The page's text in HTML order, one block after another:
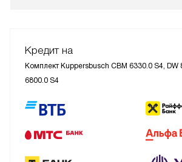
Кредит на
Комплект Kuppersbusch CBM 6330.0 S4, DW
6800.0 S4